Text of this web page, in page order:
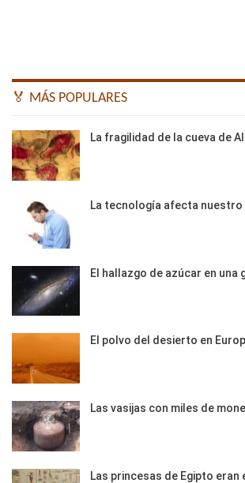
🏅 MÁS POPULARES
La fragilidad de la cueva de
La tecnología afecta nuestro
El hallazgo de azúcar en una
El polvo del desierto en
Las vasijas con miles de
Las princesas de Egipto